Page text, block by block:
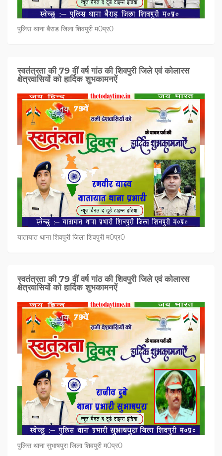
पुलिस थाना बैराड जिला शिवपुरी म0प्र0
स्वतंत्रता की 79 वीं वर्ष गांठ की शिवपुरी जिले एवं कोलारस
क्षेत्रवासियों को हार्दिक शुभकामनऐं
यातायात थाना शिवपुरी जिला शिवपुरी म0प्र0
स्वतंत्रता की 79 वीं वर्ष गांठ की शिवपुरी जिले एवं कोलारस
क्षेत्रवासियों को हार्दिक शुभकामनऐं
पुलिस थाना सुभाषपुरा जिला शिवपुरी म0प्र0